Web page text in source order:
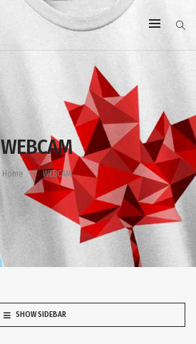
WEBCAM
Home WEBCAM
SHOW SIDEBAR